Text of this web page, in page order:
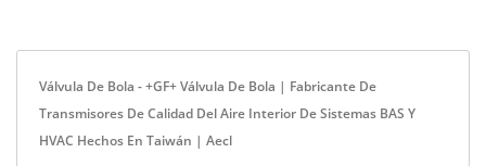
Válvula De Bola - +GF+ Válvula De Bola | Fabricante De
Transmisores De Calidad Del Aire Interior De Sistemas BAS Y
HVAC Hechos En Taiwán | Aecl